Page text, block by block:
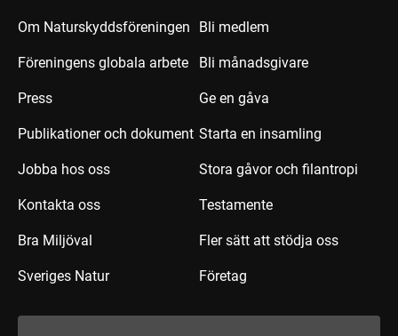
Om Naturskyddsföreningen
Föreningens globala arbete
Press
Publikationer och dokument
Jobba hos oss
Kontakta oss
Bra Miljöval
Sveriges Natur
Bli medlem
Bli månadsgivare
Ge en gåva
Starta en insamling
Stora gåvor och filantropi
Testamente
Fler sätt att stödja oss
Företag